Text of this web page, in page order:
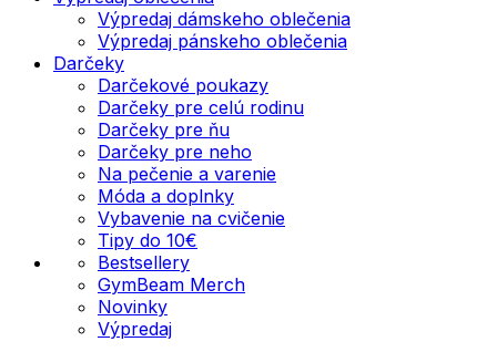
Výpredaj dámskeho oblečenia
Výpredaj pánskeho oblečenia
Darčeky
Darčekové poukazy
Darčeky pre celú rodinu
Darčeky pre ňu
Darčeky pre neho
Na pečenie a varenie
Móda a doplnky
Vybavenie na cvičenie
Tipy do 10€
Bestsellery
GymBeam Merch
Novinky
Výpredaj